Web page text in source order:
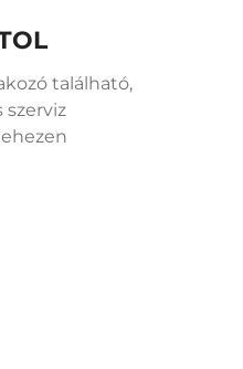
található,
szerviz